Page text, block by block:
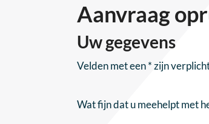
Aanvraag
Uw gegevens
Velden met een * zijn
Wat fijn dat u meehelpt met